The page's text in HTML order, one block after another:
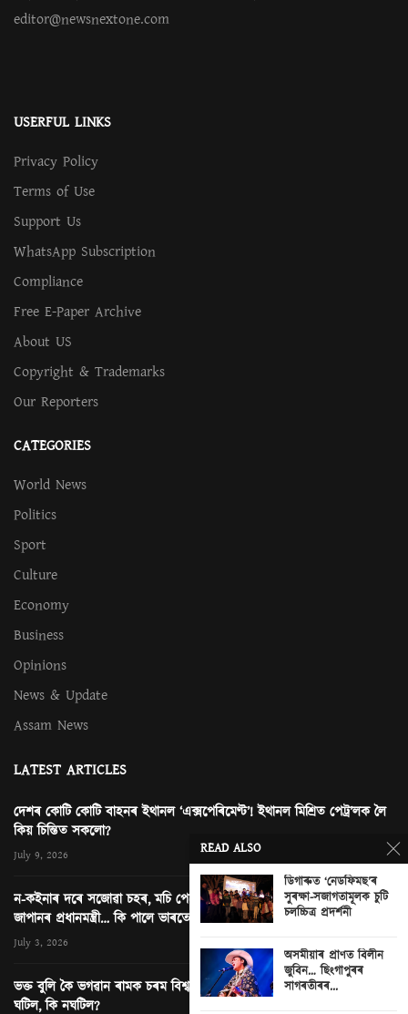
editor@newsnextone.com
USERFUL LINKS
Privacy Policy
Terms of Use
Support Us
WhatsApp Subscription
Compliance
Free E-Paper Archive
About US
Copyright & Trademarks
Our Reporters
CATEGORIES
World News
Politics
Sport
Culture
Economy
Business
Opinions
News & Update
Assam News
LATEST ARTICLES
দেশৰ কোটি কোটি বাহনৰ ইথানল ‘এক্সপেৰিমেণ্ট’! ইথানল মিশ্ৰিত পেট্ৰ’লক লৈ
কিয় চিন্তিত সকলো?
July 9, 2026
ন-কইনাৰ দৰে সজোৱা চহৰ, মচি পেলোৱা এখন ছবি আৰু নতুন দিল্লীত
জাপানৰ প্ৰধানমন্ত্ৰী… কি পালে ভাৰতে?
July 3, 2026
ভক্ত বুলি কৈ ভগৱান ৰামক চৰম বিশ্বাসঘাটকতা! অযোধ্যাৰ ৰাম মন্দিৰত কি
ঘটিল, কি নঘটিল?
READ ALSO
ডিগাৰুত ‘নেডফিমছ’ৰ
সুৰক্ষা-সজাগতামূলক চুটি
চলচ্চিত্ৰ প্ৰদৰ্শনী
অসমীয়াৰ প্ৰাণত বিলীন
জুবিন… ছিংগাপুৰৰ
সাগৰতীৰৰ...